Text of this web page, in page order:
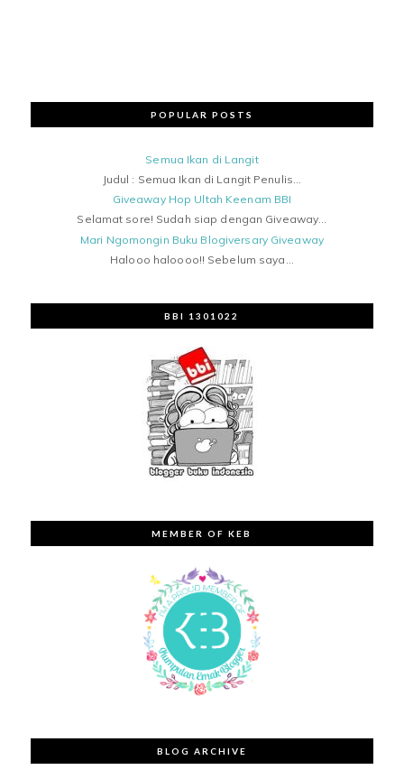
POPULAR POSTS
Semua Ikan di Langit
Judul : Semua Ikan di Langit Penulis...
Giveaway Hop Ultah Keenam BBI
Selamat sore! Sudah siap dengan Giveaway...
Mari Ngomongin Buku Blogiversary Giveaway
Halooo haloooo!! Sebelum saya...
BBI 1301022
MEMBER OF KEB
BLOG ARCHIVE